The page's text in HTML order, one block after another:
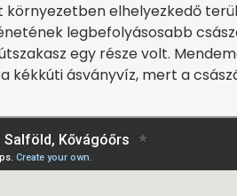
elhelyezkedő
legbefolyásosabb
egy része volt.
kékkúti ásványvíz, mert a